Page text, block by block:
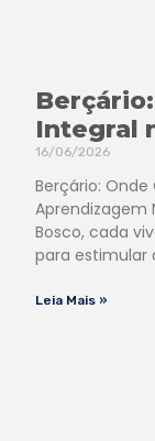
Integral
16/06/2026
Berçário:
Aprendizagem
Bosco, cada
para estimular
Leia Mais »